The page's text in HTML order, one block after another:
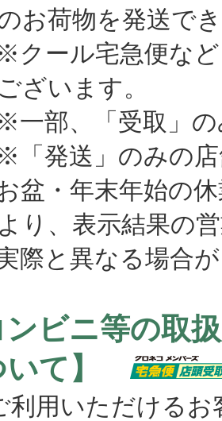
お荷物を発送で
ル宅急便など
ざいます。
、「受取」の
送」のみの店
盆・年末年始の
り、表示結果の
と異なる場合が
ンビニ等の取
いて】
用いただけるお